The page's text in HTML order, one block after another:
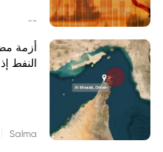
--
أزمة
النفط
Salma